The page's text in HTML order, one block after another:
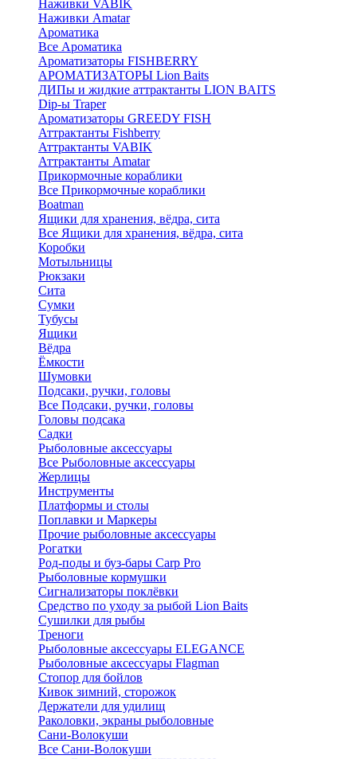
Наживки VABIK
Наживки Amatar
Ароматика
Все Ароматика
Ароматизаторы FISHBERRY
АРОМАТИЗАТОРЫ Lion Baits
ДИПы и жидкие аттрактанты LION BAITS
Dip-ы Traper
Ароматизаторы GREEDY FISH
Аттрактанты Fishberry
Аттрактанты VABIK
Аттрактанты Amatar
Прикормочные кораблики
Все Прикормочные кораблики
Boatman
Ящики для хранения, вёдра, сита
Все Ящики для хранения, вёдра, сита
Коробки
Мотыльницы
Рюкзаки
Сита
Сумки
Тубусы
Ящики
Вёдра
Ёмкости
Шумовки
Подсаки, ручки, головы
Все Подсаки, ручки, головы
Головы подсака
Садки
Рыболовные аксессуары
Все Рыболовные аксессуары
Жерлицы
Инструменты
Платформы и столы
Поплавки и Маркеры
Прочие рыболовные аксессуары
Рогатки
Род-поды и буз-бары Carp Pro
Рыболовные кормушки
Сигнализаторы поклёвки
Средство по уходу за рыбой Lion Baits
Сушилки для рыбы
Треноги
Рыболовные аксессуары ELEGANCE
Рыболовные аксессуары Flagman
Стопор для бойлов
Кивок зимний, сторожок
Держатели для удилищ
Раколовки, экраны рыболовные
Сани-Волокуши
Все Сани-Волокуши